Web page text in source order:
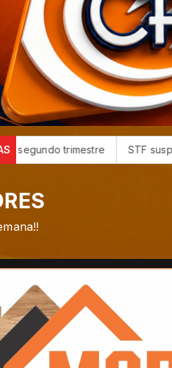
STF suspende